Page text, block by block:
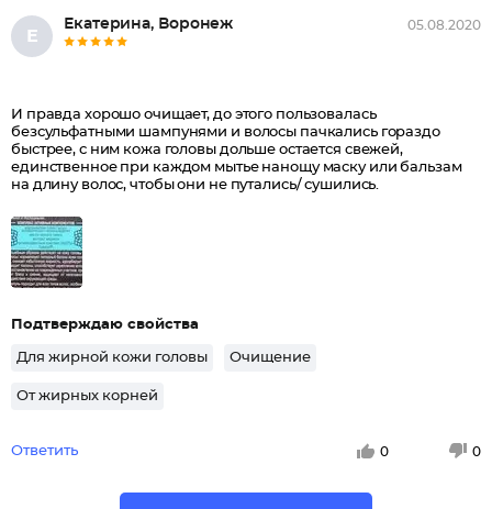
Е
Екатерина, Воронеж 05.08.2020
И правда хорошо очищает, до этого пользовалась
безсульфатными шампунями и волосы пачкались гораздо
быстрее, с ним кожа головы дольше остается свежей,
единственное при каждом мытье нанощу маску или бальзам
на длину волос, чтобы они не путались/ сушились.
Подтверждаю свойства
Для жирной кожи головы Очищение
От жирных корней
Ответить 0 0